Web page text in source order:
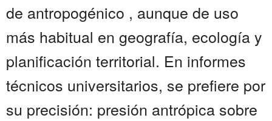
de antropogénico , aunque de uso
más habitual en geografía, ecología y
planificación territorial. En informes
técnicos universitarios, se prefiere por
su precisión: presión antrópica sobre